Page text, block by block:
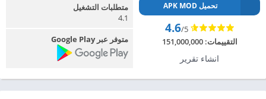
تحميل APK MOD
4.6/5
التقييمات:151,000,000
انشاء تقرير
متطلبات التشغيل
4.1
متوفر عبر Google Play